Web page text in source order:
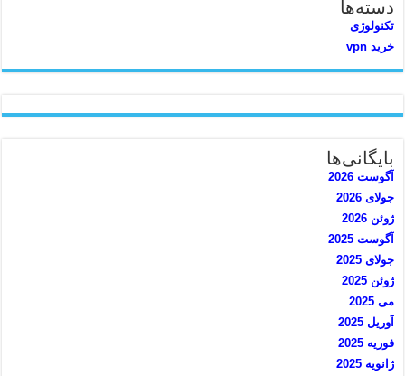
دسته‌ها
تکنولوژی
خرید vpn
بایگانی‌ها
آگوست 2026
جولای 2026
ژوئن 2026
آگوست 2025
جولای 2025
ژوئن 2025
می 2025
آوریل 2025
فوریه 2025
ژانویه 2025